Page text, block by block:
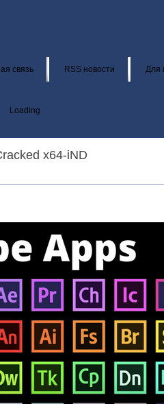
связь RSS новости Для
Loading
x64-iND